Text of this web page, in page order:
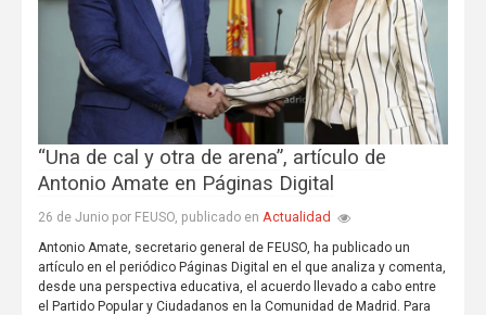
“Una de cal y otra de arena”, artículo de
Antonio Amate en Páginas Digital
26 de Junio por FEUSO, publicado en Actualidad
Antonio Amate, secretario general de FEUSO, ha publicado un
artículo en el periódico Páginas Digital en el que analiza y comenta,
desde una perspectiva educativa, el acuerdo llevado a cabo entre
el Partido Popular y Ciudadanos en la Comunidad de Madrid. Para